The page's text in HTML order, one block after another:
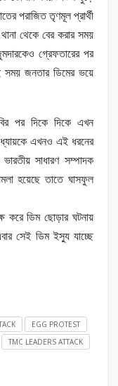
পরাজিত তৃণমূল প্রার্থী
থেকে বের করার সময়
গ্রেফতারের পর
সময় জনতার ডিমের ভয়ে
পর দিকে দিকে এখন
এখনও এই ধরনের
সাধারণ সম্পাদক
হয়েছে তাতে ঘাসফুল
করে ডিম ছোড়ার ঘটনায়
সেই ডিম ইস্যু যাচ্ছে
EGG PROTEST
TMC LEADERS ATTACK